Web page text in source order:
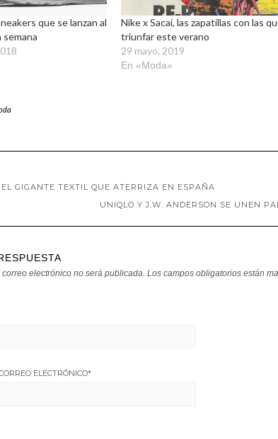
que se lanzan al
Nike x Sacai, las zapatillas con las
triunfar este verano
29 mayo, 2019
En «Moda»
EL GIGANTE TEXTIL QUE ATERRIZA EN ESPAÑA
UNIQLO Y J.W. ANDERSON SE UNEN
correo electrónico no será publicada. Los campos obligatorios están
ELECTRÓNICO*